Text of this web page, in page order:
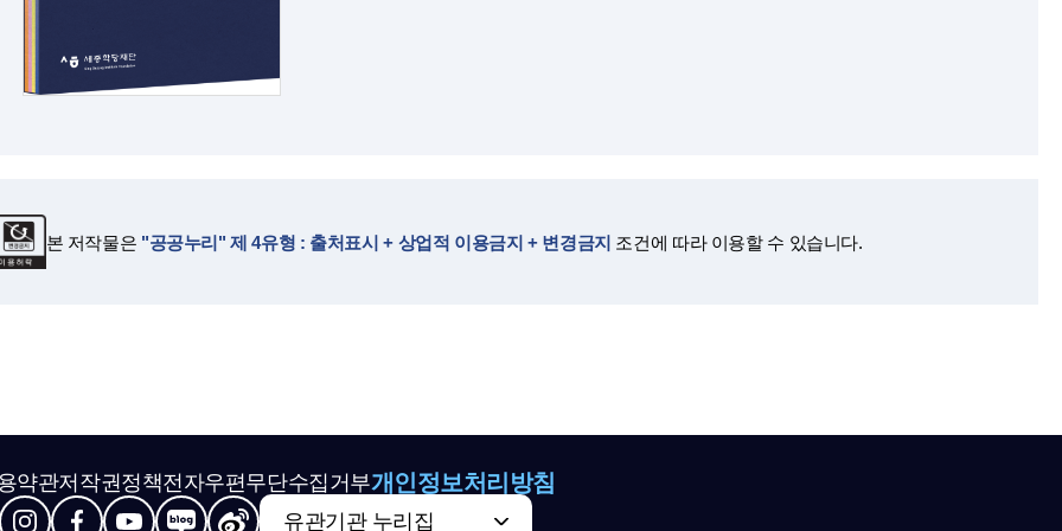
본 저작물은 "공공누리" 제 4유형 : 출처표시 + 상업적 이용금지 + 변경금지 조건에 따라 이용할 수 있습니다.
약관저작권정책전자우편무단수집거부개인정보처리방침
유관기관 누리집